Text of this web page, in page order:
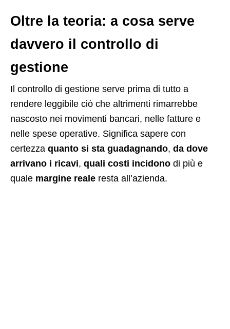
Oltre la teoria: a cosa serve
davvero il controllo di
gestione
Il controllo di gestione serve prima di tutto a
rendere leggibile ciò che altrimenti rimarrebbe
nascosto nei movimenti bancari, nelle fatture e
nelle spese operative. Significa sapere con
certezza quanto si sta guadagnando, da dove
arrivano i ricavi, quali costi incidono di più e
quale margine reale resta all’azienda.